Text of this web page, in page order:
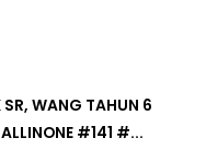
WANG TAHUN 6
#141 #...